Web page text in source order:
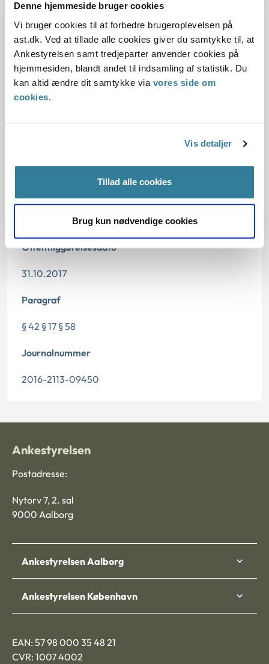
Denne hjemmeside bruger cookies
Vi bruger cookies til at forbedre brugeroplevelsen på
ast.dk. Ved at tillade alle cookies giver du samtykke til, at
Ankestyrelsen samt tredjeparter anvender cookies på
hjemmesiden, blandt andet til indsamling af statistik. Du
kan altid ændre dit samtykke via vores side om
cookies.
Vis detaljer
Tillad alle cookies
Brug kun nødvendige cookies
Baggrund for at behandle sagen principielt
Reglerne
Den konkrete afgørelse
Offentliggørelsesdato
31.10.2017
Paragraf
§ 42 § 17 § 58
Journalnummer
2016-2113-09450
Ankestyrelsen
Postadresse:
Nytorv 7, 2. sal
9000 Aalborg
Ankestyrelsen Aalborg
Ankestyrelsen København
EAN: 57 98 000 35 48 21
CVR: 1007 4002